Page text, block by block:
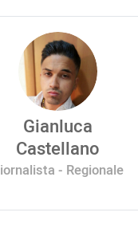
Gianluca
Castellano
- Regionale